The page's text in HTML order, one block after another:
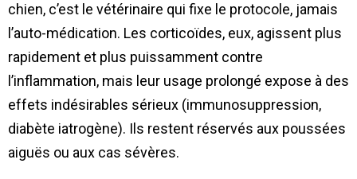
chien, c’est le vétérinaire qui fixe le protocole, jamais
l’auto-médication. Les corticoïdes, eux, agissent plus
rapidement et plus puissamment contre
l’inflammation, mais leur usage prolongé expose à des
effets indésirables sérieux (immunosuppression,
diabète iatrogène). Ils restent réservés aux poussées
aiguës ou aux cas sévères.